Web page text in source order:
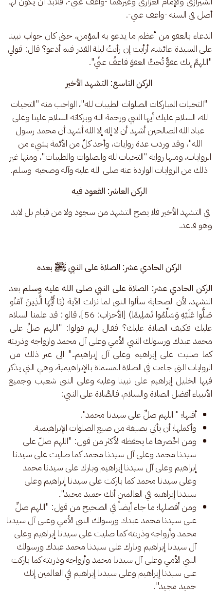
أصل في السنة -واعف عني-.
الدعاء بالعفو من أعظم ما يدعو به المؤمن، حتى كان جواب نبينا
على السيدة عائشة، أرأيت إن رأيتُ ليلة القدر فبم أدعو؟ قال: قولي
"اللهمَّ إنك عفوٌّ تُحبُّ العفوَ فاعفُ عنِّي".
الركنالتاسع: التشهد الأخير
"التحيات المباركات الصلوات الطيبات لله"، الواجب منه "التحيات
لله، السلام عليك أيها النبي ورحمة الله وبركاته السلام علينا وعلى
عباد الله الصالحين أشهد أن لا إله إلا الله أشهد أن محمد رسول
الله"، وقد وردت عدة روايات، وأخذ كلٌ من الأئمة بشيء من
الروايات، ومنها رواية "التحيات لله والصلوات والطيبات"، ومنها غير
ذلك من الروايات الواردة عنه صلى الله عليه وآله وصحبه  وسلم.
الركن العاشر: القعود فيه
في التشهد الأخير فلا يصح التشهد من سجود ولا من قيام بل لابد
وهو قاعد.
الركن الحادي عشر: الصلاة على النبي ﷺ بعده
الركن الحادي عشر: الصلاة على النبي صلى الله عليه وسلم بعد
التشهد، لأن الصحابة سألوا النبي لما نزلت الآية (يَا أَيُّهَا الَّذِينَ آمَنُوا
صَلُّوا عَلَيْهِ وَسَلِّمُوا تَسْلِيمًا) [الأحزاب: 56]، قالوا: قد علمنا السلام
عليك فكيف الصلاة عليك؟ فقال لهم قولوا: "اللهم صلِّ على
محمد عبدك ورسولك النبي الأمي وعلى آل محمد وازواجه وذريته
كما صليت على إبراهيم وعلى آل إبراهيم.." الى غير ذلك من
الروايات التي جاءت في الصلاة المسماة بالإبراهيمية، وهي التي يذكر
فيها الخليل إبراهيم على نبينا وعليه وعلى النبي شعيب وجميع
الأنبياء أفضل الصلاة والسلام، فالصَّلاة على النبي:
أقلها؛ " اللهم صلِّ على سيدنا محمد".
وأكملها؛ أن يأتي بصيغة من صيغ الصلوات الإبراهيمية.
ومن اخْصرها ما يحفظه الأكثر من قول: "اللهم صلّ على
سيدنا محمد وعلى آل سيدنا محمد كما صليت على سيدنا
إبراهيم وعلى آل سيدنا إبراهيم وبارك على سيدنا محمد
وعلى سيدنا محمد كما باركت على سيدنا إبراهيم وعلى
سيدنا إبراهيم في العالمين أنك حميد مجيد".
ومن أفضلها؛ ما جاء أيضاً في الصحيح من قول: "اللهم صلِّ
على سيدنا محمد عبدك ورسولك النبي الأمي وعلى آل سيدنا
محمد وأزواجه وذريته كما صليت على سيدنا إبراهيم وعلى
آل سيدنا إبراهيم وبارك على سيدنا محمد عبدك ورسولك
النبي الأمي وعلى آل سيدنا محمد وأزواجه وذريته كما باركت
على سيدنا إبراهيم وعلى سيدنا إبراهيم في العالمين إنك
حميد مجيد".